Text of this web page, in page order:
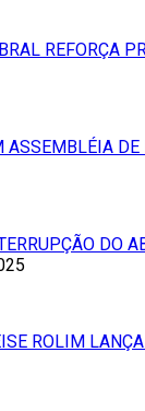
REFORÇA
ASSEMBLÉIA DE
DO
ROLIM